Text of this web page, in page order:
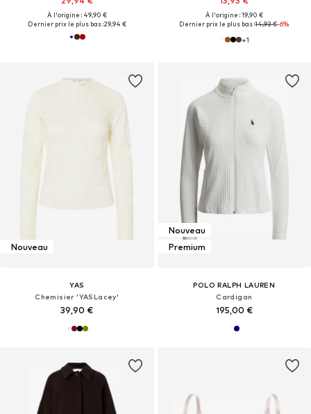
À l'origine : 49,90 €
Dernier prix le plus bas :29,94 €
À l'origine : 19,90 €
Dernier prix le plus bas :14,93 €-6%
+1
Nouveau
YAS
Chemisier 'YASLacey'
39,90 €
Nouveau
Premium
POLO RALPH LAUREN
Cardigan
195,00 €